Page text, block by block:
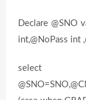
Declare @SNO
int,@NoPass int
select